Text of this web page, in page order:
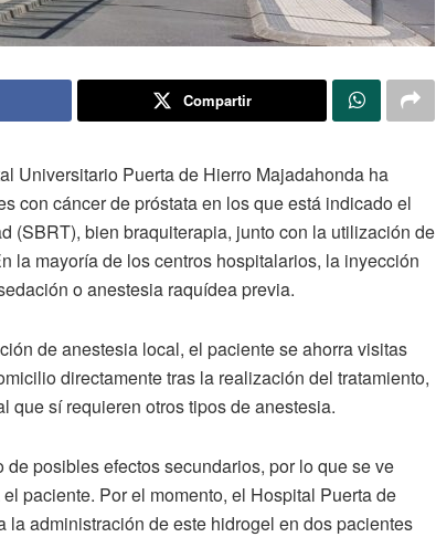
Compartir
Universitario Puerta de Hierro Majadahonda ha
con cáncer de próstata en los que está indicado el
(SBRT), bien braquiterapia, junto con la utilización de
la mayoría de los centros hospitalarios, la inyección
o anestesia raquídea previa.
de anestesia local, el paciente se ahorra visitas
directamente tras la realización del tratamiento,
que sí requieren otros tipos de anestesia.
posibles efectos secundarios, por lo que se ve
paciente. Por el momento, el Hospital Puerta de
administración de este hidrogel en dos pacientes